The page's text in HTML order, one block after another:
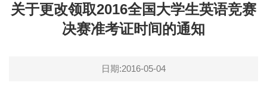
关于更改领取2016全国大学生英语竞赛
决赛准考证时间的通知
日期:2016-05-04